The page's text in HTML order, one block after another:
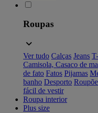
Roupas
Ver tudo Calças Jeans
Camisola, Casaco de
de fato Fatos Pijamas
banho Desporto
fácil de vestir
Roupa interior
Plus size